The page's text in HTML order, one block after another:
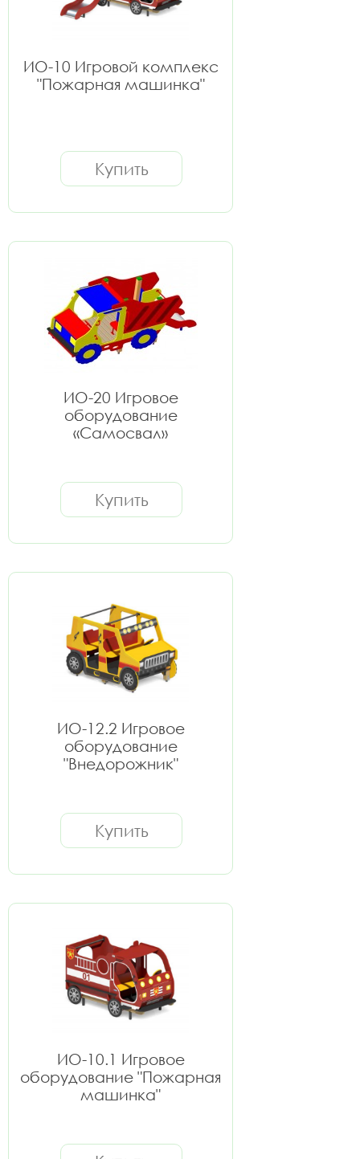
ИО-10 Игровой комплекс
"Пожарная машинка"
Купить
ИО-20 Игровое
оборудование
«Самосвал»
Купить
ИО-12.2 Игровое
оборудование
"Внедорожник"
Купить
ИО-10.1 Игровое
оборудование "Пожарная
машинка"